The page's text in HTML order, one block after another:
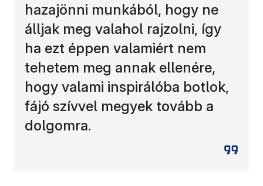
hazajönni munkából, hogy ne
álljak meg valahol rajzolni, így
ha ezt éppen valamiért nem
tehetem meg annak ellenére,
hogy valami inspirálóba botlok,
fájó szívvel megyek tovább a
dolgomra.